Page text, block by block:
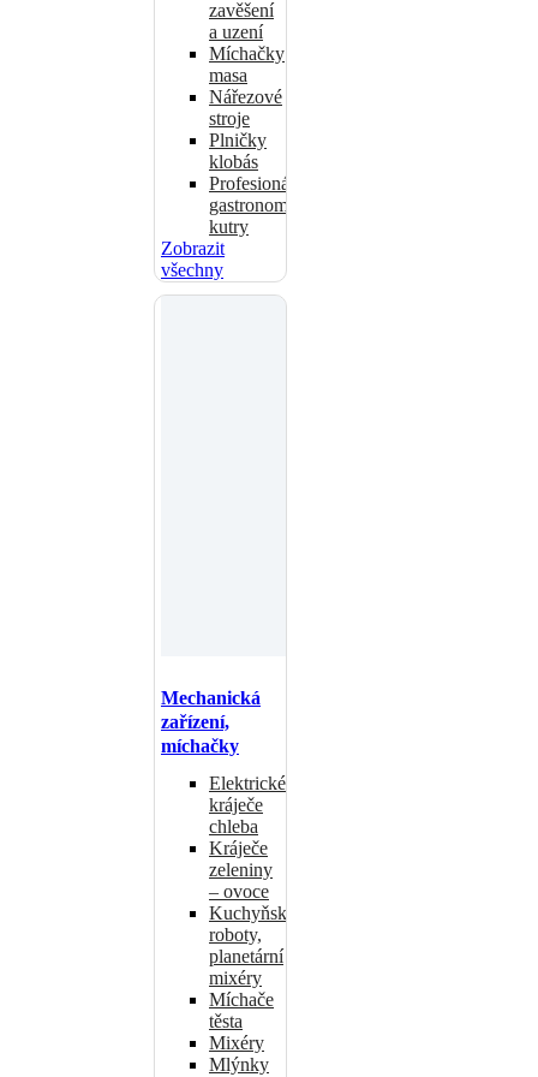
zavěšení
a uzení
Míchačky
masa
Nářezové
stroje
Plničky
klobás
Profesionální
gastronomické
kutry
Zobrazit
všechny
Mechanická
zařízení,
míchačky
Elektrické
kráječe
chleba
Kráječe
zeleniny
– ovoce
Kuchyňské
roboty,
planetární
mixéry
Míchače
těsta
Mixéry
Mlýnky